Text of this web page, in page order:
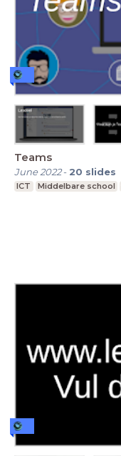
Teams
June 2022- 20 slides
ICT Middelbare school